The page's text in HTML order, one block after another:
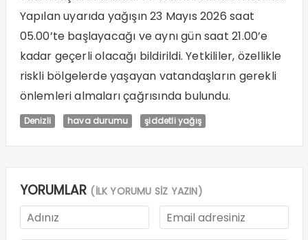
Yapılan uyarıda yağışın 23 Mayıs 2026 saat
05.00’te başlayacağı ve aynı gün saat 21.00’e
kadar geçerli olacağı bildirildi. Yetkililer, özellikle
riskli bölgelerde yaşayan vatandaşların gerekli
önlemleri almaları çağrısında bulundu.
Denizli hava durumu şiddetli yağış
YORUMLAR (İLK YORUMU SİZ YAZIN)